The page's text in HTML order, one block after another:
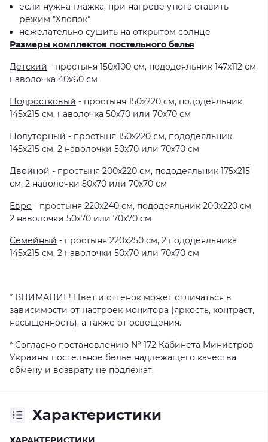
если нужна глажка, при нагреве утюга ставить
режим "Хлопок"
нежелательно сушить на открытом солнце
Размеры комплектов постельного белья
Детский - простыня 150х100 см, пододеяльник 147х112 см,
наволочка 40х60 см
Подростковый - простыня 150х220 см, пододеяльник
145х215 см, наволочка 50х70 или 70х70 см
Полуторный - простыня 150х220 см, пододеяльник
145х215 см, 2 наволочки 50х70 или 70х70 см
Двойной - простыня 200х220 см, пододеяльник 175х215
см, 2 наволочки 50х70 или 70х70 см
Евро - простыня 220х240 см, пододеяльник 200х220 см,
2 наволочки 50х70 или 70х70 см
Семейный - простыня 220х250 см, 2 пододеяльника
145х215 см, 2 наволочки 50х70 или 70х70 см
* ВНИМАНИЕ! Цвет и оттенок может отличаться в
зависимости от настроек монитора (яркость, контраст,
насыщенность), а также от освещения.
* Согласно постановлению № 172 Кабинета Министров
Украины постельное белье надлежащего качества
обмену и возврату не подлежат.
Характеристики